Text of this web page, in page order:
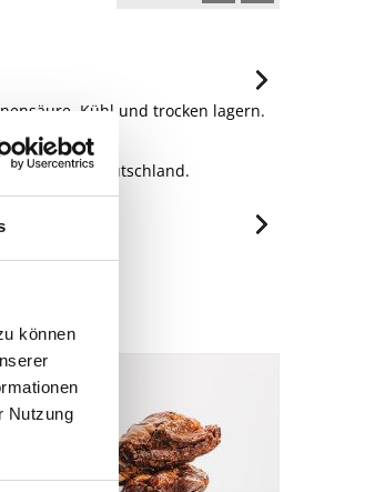
können
Nutzung
Kühl und trocken lagern.
Deutschland.
6.89 g